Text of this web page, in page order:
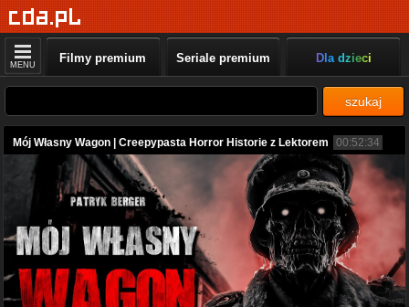
MENU Filmy premium Seriale premium Dla dzieci
szukaj
Mój Własny Wagon | Creepypasta Horror Historie z Lektorem 00:52:34